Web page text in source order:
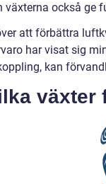
växterna också ge
att förbättra
har visat sig
kan
växter